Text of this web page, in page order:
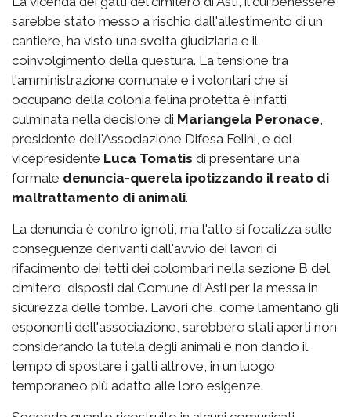
sarebbe stato messo a rischio dall'allestimento di un
cantiere, ha visto una svolta giudiziaria e il
coinvolgimento della questura. La tensione tra
l'amministrazione comunale e i volontari che si
occupano della colonia felina protetta è infatti
culminata nella decisione di Mariangela Peronace,
presidente dell'Associazione Difesa Felini, e del
vicepresidente Luca Tomatis di presentare una
formale denuncia-querela ipotizzando il reato di
maltrattamento di animali.
La denuncia è contro ignoti, ma l'atto si focalizza sulle
conseguenze derivanti dall'avvio dei lavori di
rifacimento dei tetti dei colombari nella sezione B del
cimitero, disposti dal Comune di Asti per la messa in
sicurezza delle tombe. Lavori che, come lamentano gli
esponenti dell'associazione, sarebbero stati aperti non
considerando la tutela degli animali e non dando il
tempo di spostare i gatti altrove, in un luogo
temporaneo più adatto alle loro esigenze.